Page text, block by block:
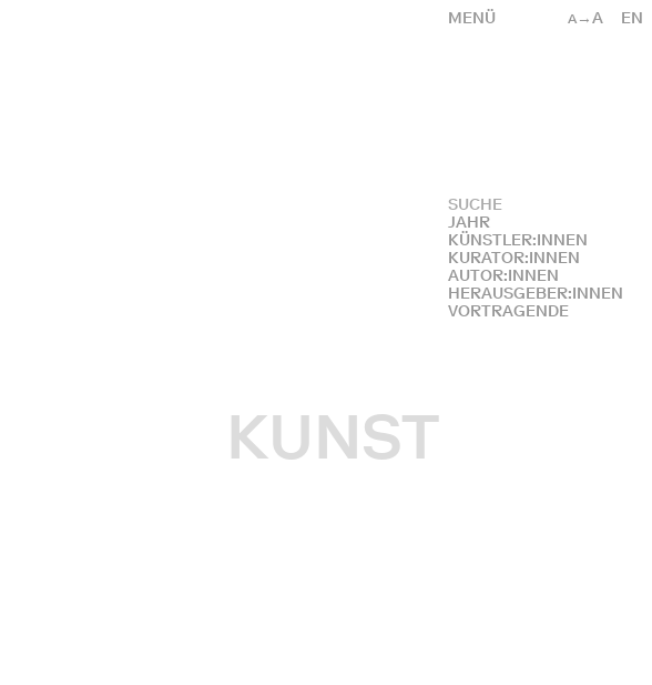
A →A EN
MENÜ
KUNST
JAHR
KÜNSTLER:INNEN
KURATOR:INNEN
AUTOR:INNEN
HERAUSGEBER:INNEN
VORTRAGENDE